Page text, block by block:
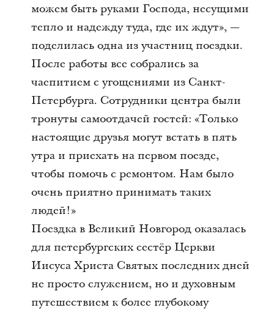
можем быть руками Господа, несущими
тепло и надежду туда, где их ждут», —
поделилась одна из участниц поездки.
После работы все собрались за
чаепитием с угощениями из Санкт-
Петербурга. Сотрудники центра были
тронуты самоотдачей гостей: «Только
настоящие друзья могут встать в пять
утра и приехать на первом поезде,
чтобы помочь с ремонтом. Нам было
очень приятно принимать таких
людей!»
Поездка в Великий Новгород оказалась
для петербургских сестёр Церкви
Иисуса Христа Святых последних дней
не просто служением, но и духовным
путешествием к более глубокому